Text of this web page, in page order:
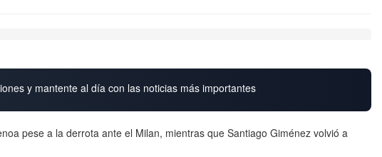
y mantente al día con las noticias más importantes
pese a la derrota ante el Milan, mientras que Santiago Giménez volvió a